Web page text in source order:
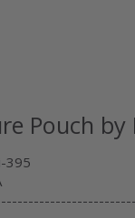
Pouch by
395